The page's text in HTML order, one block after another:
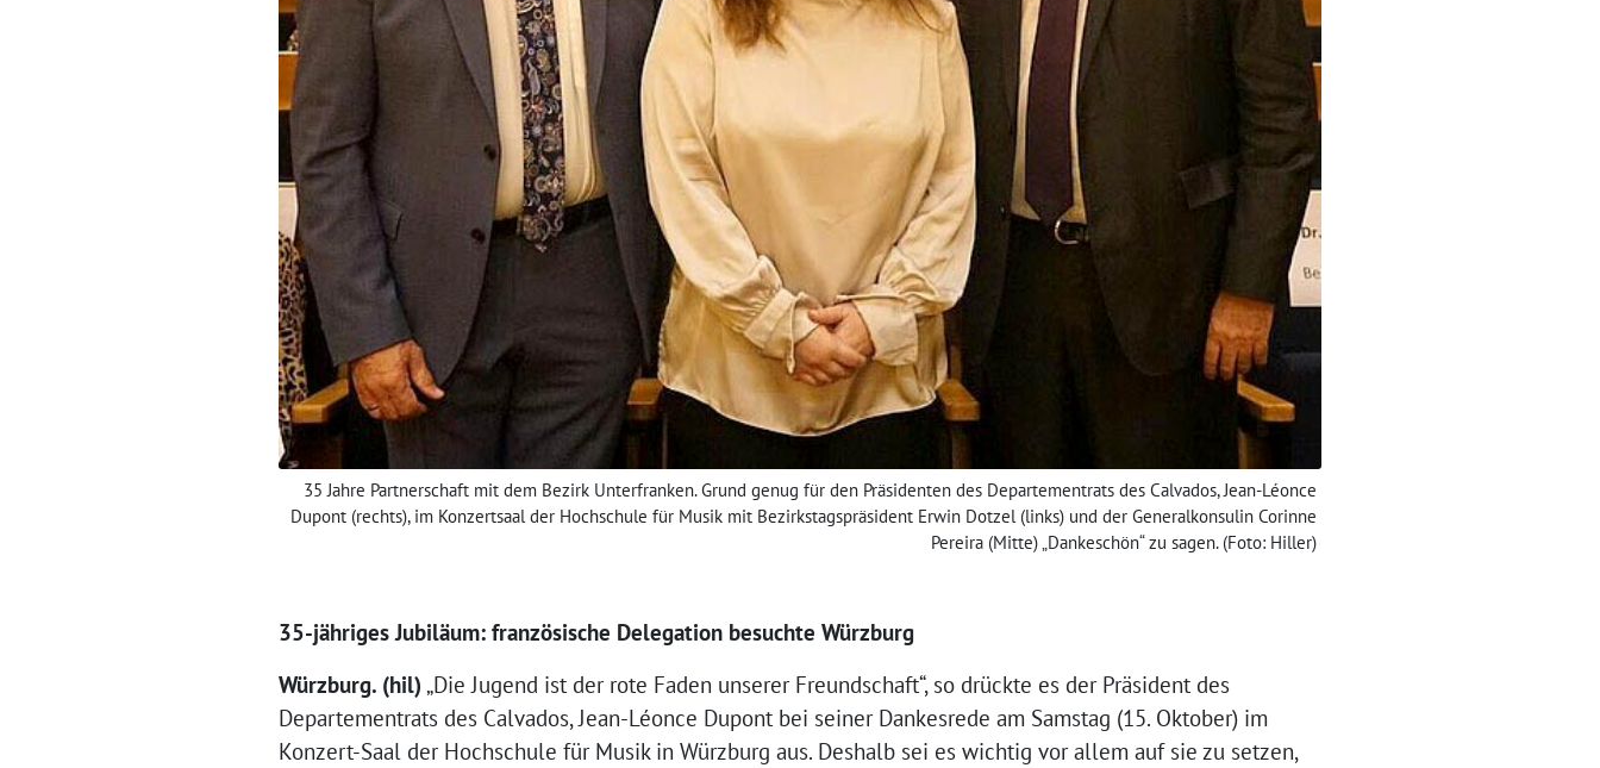
35 Jahre Partnerschaft mit dem Bezirk Unterfranken. Grund genug für den Präsidenten des Departementrats des Calvados, Jean-Léonce
Dupont (rechts), im Konzertsaal der Hochschule für Musik mit Bezirkstagspräsident Erwin Dotzel (links) und der Generalkonsulin Corinne
Pereira (Mitte) „Dankeschön“ zu sagen. (Foto: Hiller)
35-jähriges Jubiläum: französische Delegation besuchte Würzburg
Würzburg. (hil) „Die Jugend ist der rote Faden unserer Freundschaft“, so drückte es der Präsident des
Departementrats des Calvados, Jean-Léonce Dupont bei seiner Dankesrede am Samstag (15. Oktober) im
Konzert-Saal der Hochschule für Musik in Würzburg aus. Deshalb sei es wichtig vor allem auf sie zu setzen,